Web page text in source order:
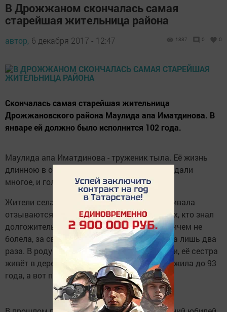
В Дрожжаном скончалась самая
старейшая жительница района
автор, 6 декабря 2017 - 12:47 1337 0 0
Скончалась самая старейшая жительница
Дрожжановского района Маулида апа Иматдинова. В
январе ей должно было исполнится 102 года.
Маулида апа Иматдинова - труженик тыла. Её жизнь
длинною в один век, большая история, повидали
многое, и голод и войну, разруху в в стране.
Жители села Старые Какерли, где она проживала
отзываются о ней с теплотой. По словам тех, кто знал
долгожительницу, до самой старости она ничем не
болела, за свою жизнь в больнице побывала лишь два
раза. В роду у Маулида апа все долгожители, её сестра
живёт в деревне, ей 95 лет, а мама тоже прожила до 93
года, а вот прабабушка дожила до 110 лет.